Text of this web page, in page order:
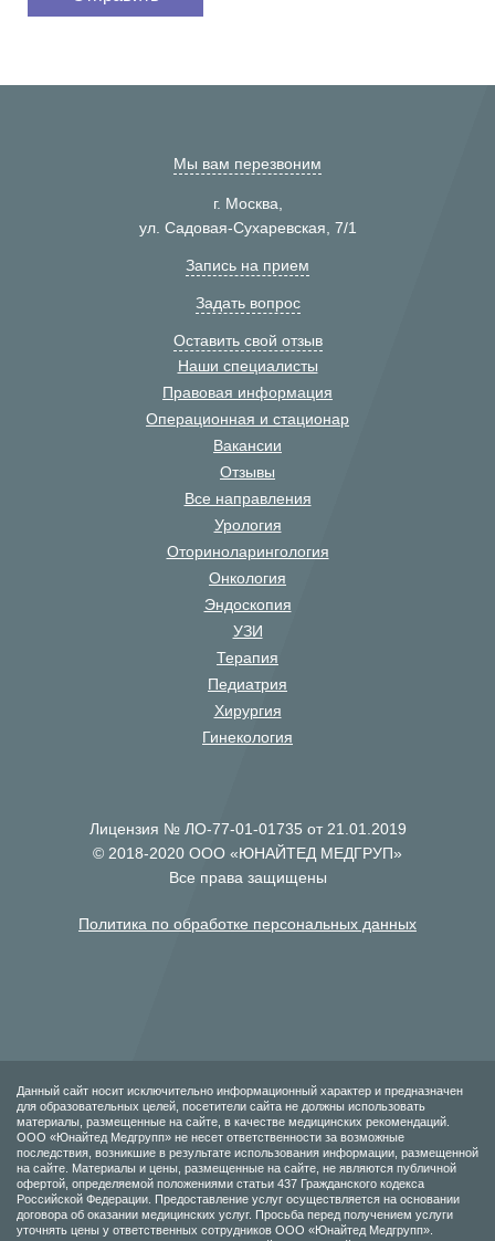
Мы вам перезвоним
г. Москва,
ул. Садовая-Сухаревская, 7/1
Запись на прием
Задать вопрос
Оставить свой отзыв
Наши специалисты
Правовая информация
Операционная и стационар
Вакансии
Отзывы
Все направления
Урология
Оториноларингология
Онкология
Эндоскопия
УЗИ
Терапия
Педиатрия
Хирургия
Гинекология
Лицензия № ЛО-77-01-01735 от 21.01.2019
© 2018-2020 ООО «ЮНАЙТЕД МЕДГРУП»
Все права защищены
Политика по обработке персональных данных
Данный сайт носит исключительно информационный характер и предназначен
для образовательных целей, посетители сайта не должны использовать
материалы, размещенные на сайте, в качестве медицинских рекомендаций.
ООО «Юнайтед Медгрупп» не несет ответственности за возможные
последствия, возникшие в результате использования информации, размещенной
на сайте. Материалы и цены, размещенные на сайте, не являются публичной
офертой, определяемой положениями статьи 437 Гражданского кодекса
Российской Федерации. Предоставление услуг осуществляется на основании
договора об оказании медицинских услуг. Просьба перед получением услуги
уточнять цены у ответственных сотрудников ООО «Юнайтед Медгрупп».